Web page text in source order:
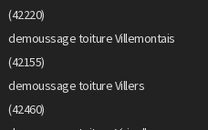
(42220)
demoussage toiture Villemontais
(42155)
demoussage toiture Villers
(42460)